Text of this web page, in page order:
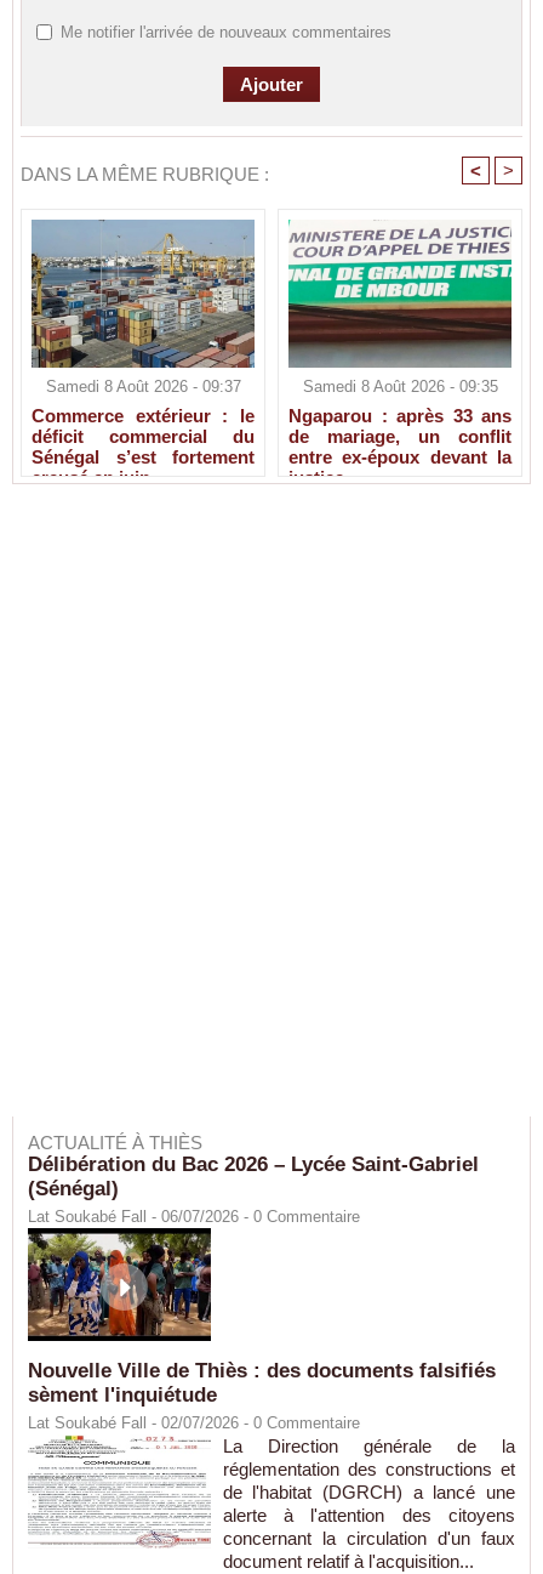
Me notifier l'arrivée de nouveaux commentaires
DANS LA MÊME RUBRIQUE : < >
Samedi 8 Août 2026 - 09:37
Commerce extérieur : le
déficit commercial du
Sénégal s’est fortement
creusé en juin
Samedi 8 Août 2026 - 09:35
Ngaparou : après 33 ans
de mariage, un conflit
entre ex-époux devant la
justice
ACTUALITÉ À THIÈS
Délibération du Bac 2026 – Lycée Saint-Gabriel
(Sénégal)
Lat Soukabé Fall - 06/07/2026 - 0 Commentaire
Nouvelle Ville de Thiès : des documents falsifiés
sèment l'inquiétude
Lat Soukabé Fall - 02/07/2026 - 0 Commentaire
La Direction générale de la
réglementation des constructions et
de l'habitat (DGRCH) a lancé une
alerte à l'attention des citoyens
concernant la circulation d'un faux
document relatif à l'acquisition...